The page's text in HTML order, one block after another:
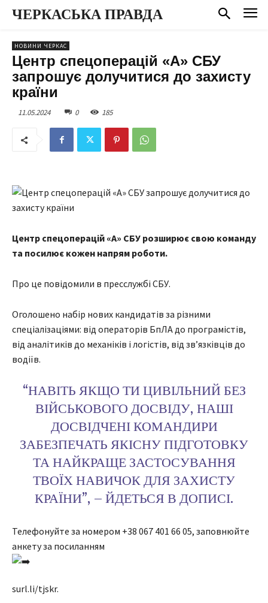
ЧЕРКАСЬКА ПРАВДА
НОВИНИ ЧЕРКАС
Центр спецоперацій «А» СБУ
запрошує долучитися до захисту
країни
11.05.2024 0 185
Центр спецоперацій «А» СБУ розширює свою команду
та посилює кожен напрям роботи.
Про це повідомили в пресслужбі СБУ.
Оголошено набір нових кандидатів за різними
спеціалізаціями: від операторів БпЛА до програмістів,
від аналітиків до механіків і логістів, від звʼязківців до
водіїв.
“НАВІТЬ ЯКЩО ТИ ЦИВІЛЬНИЙ БЕЗ
ВІЙСЬКОВОГО ДОСВІДУ, НАШІ
ДОСВІДЧЕНІ КОМАНДИРИ
ЗАБЕЗПЕЧАТЬ ЯКІСНУ ПІДГОТОВКУ
ТА НАЙКРАЩЕ ЗАСТОСУВАННЯ
ТВОЇХ НАВИЧОК ДЛЯ ЗАХИСТУ
КРАЇНИ”, – ЙДЕТЬСЯ В ДОПИСІ.
Телефонуйте за номером +38 067 401 66 05, заповнюйте
анкету за посиланням
surl.li/tjskr.